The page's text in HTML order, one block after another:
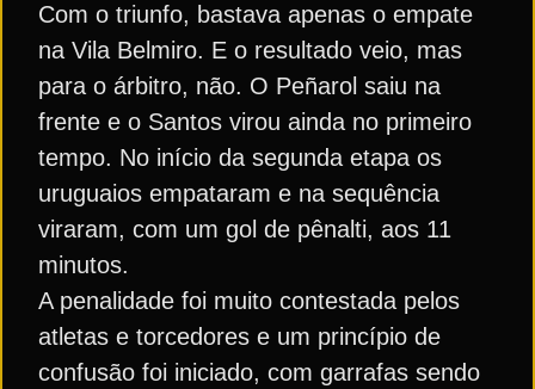
Com o triunfo, bastava apenas o empate
na Vila Belmiro. E o resultado veio, mas
para o árbitro, não. O Peñarol saiu na
frente e o Santos virou ainda no primeiro
tempo. No início da segunda etapa os
uruguaios empataram e na sequência
viraram, com um gol de pênalti, aos 11
minutos.
A penalidade foi muito contestada pelos
atletas e torcedores e um princípio de
confusão foi iniciado, com garrafas sendo